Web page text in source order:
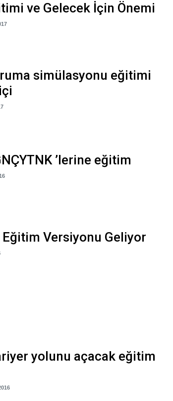
ve Gelecek İçin Önemi
simülasyonu eğitimi
’lerine eğitim
Eğitim Versiyonu Geliyor
yolunu açacak eğitim